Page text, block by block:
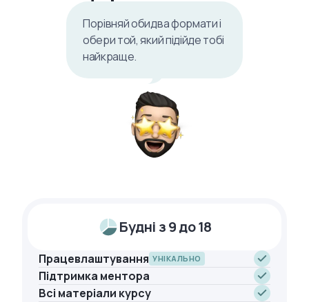
Порівняй обидва формати і
обери той, який підійде тобі
найкраще.
Будні з 9 до 18
Працевлаштування УНІКАЛЬНО
Підтримка ментора
Всі матеріали курсу